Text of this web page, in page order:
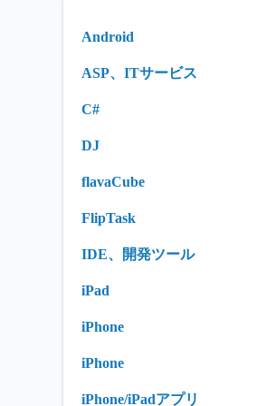
Android
ASP、ITサービス
C#
DJ
flavaCube
FlipTask
IDE、開発ツール
iPad
iPhone
iPhone
iPhone/iPadアプリ